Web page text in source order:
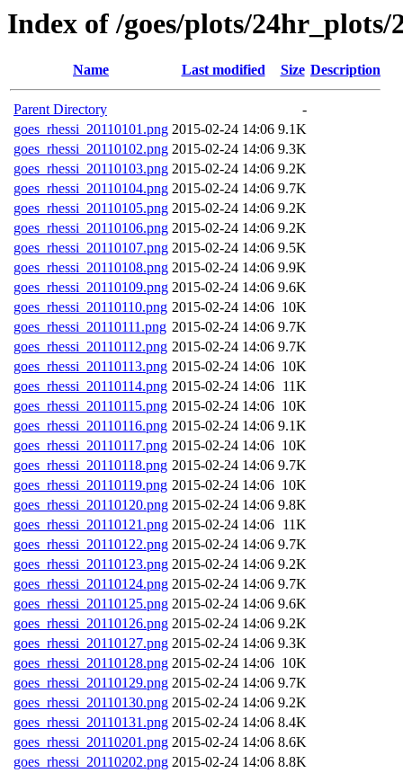
Index of /goes/plots/24hr_plots/
Name Last modified Size Description
Parent Directory
-
goes_rhessi_20110101.png 2015-02-24 14:06 9.1K
goes_rhessi_20110102.png 2015-02-24 14:06 9.3K
goes_rhessi_20110103.png 2015-02-24 14:06 9.2K
goes_rhessi_20110104.png 2015-02-24 14:06 9.7K
goes_rhessi_20110105.png 2015-02-24 14:06 9.2K
goes_rhessi_20110106.png 2015-02-24 14:06 9.2K
goes_rhessi_20110107.png 2015-02-24 14:06 9.5K
goes_rhessi_20110108.png 2015-02-24 14:06 9.9K
goes_rhessi_20110109.png 2015-02-24 14:06 9.6K
goes_rhessi_20110110.png 2015-02-24 14:06 10K
goes_rhessi_20110111.png 2015-02-24 14:06 9.7K
goes_rhessi_20110112.png 2015-02-24 14:06 9.7K
goes_rhessi_20110113.png 2015-02-24 14:06 10K
goes_rhessi_20110114.png 2015-02-24 14:06 11K
goes_rhessi_20110115.png 2015-02-24 14:06 10K
goes_rhessi_20110116.png 2015-02-24 14:06 9.1K
goes_rhessi_20110117.png 2015-02-24 14:06 10K
goes_rhessi_20110118.png 2015-02-24 14:06 9.7K
goes_rhessi_20110119.png 2015-02-24 14:06 10K
goes_rhessi_20110120.png 2015-02-24 14:06 9.8K
goes_rhessi_20110121.png 2015-02-24 14:06 11K
goes_rhessi_20110122.png 2015-02-24 14:06 9.7K
goes_rhessi_20110123.png 2015-02-24 14:06 9.2K
goes_rhessi_20110124.png 2015-02-24 14:06 9.7K
goes_rhessi_20110125.png 2015-02-24 14:06 9.6K
goes_rhessi_20110126.png 2015-02-24 14:06 9.2K
goes_rhessi_20110127.png 2015-02-24 14:06 9.3K
goes_rhessi_20110128.png 2015-02-24 14:06 10K
goes_rhessi_20110129.png 2015-02-24 14:06 9.7K
goes_rhessi_20110130.png 2015-02-24 14:06 9.2K
goes_rhessi_20110131.png 2015-02-24 14:06 8.4K
goes_rhessi_20110201.png 2015-02-24 14:06 8.6K
goes_rhessi_20110202.png 2015-02-24 14:06 8.8K